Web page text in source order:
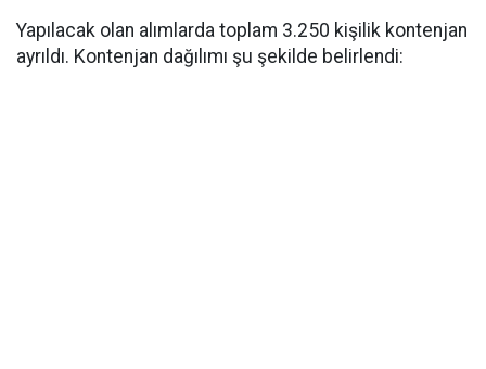
Yapılacak olan alımlarda toplam 3.250 kişilik kontenjan
ayrıldı. Kontenjan dağılımı şu şekilde belirlendi: